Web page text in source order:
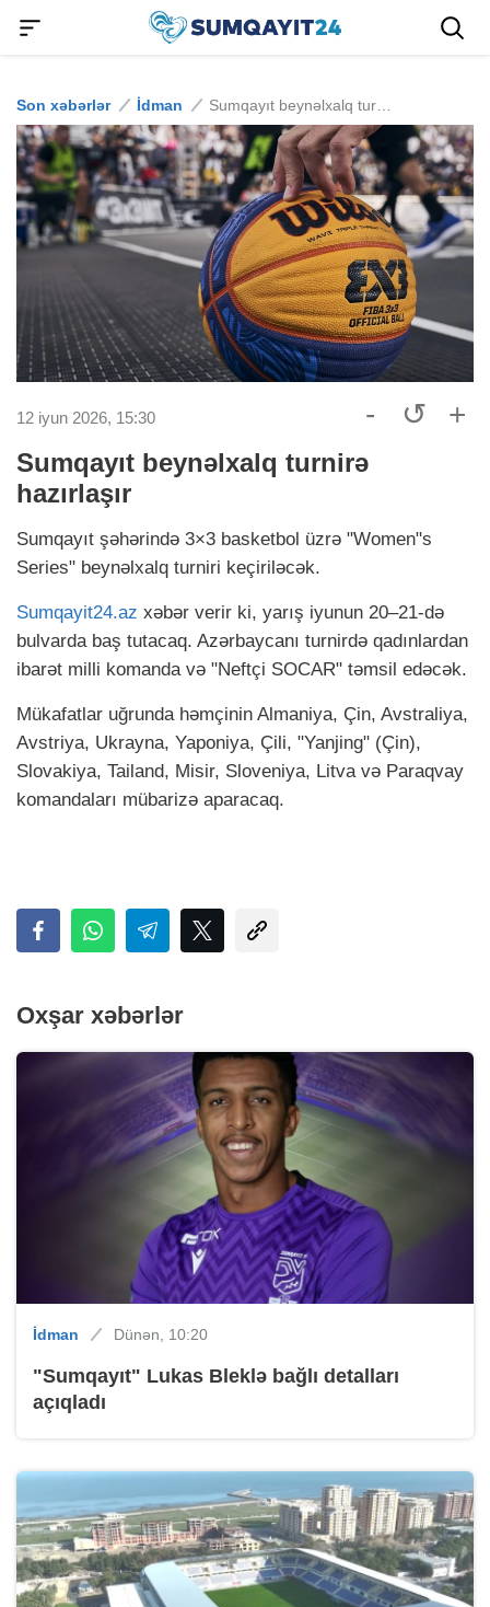
Son xəbərlər İdman
12 iyun 2026, 15:30 - ↺ +
Sumqayıt beynəlxalq turnirə
hazırlaşır
Sumqayıt şəhərində 3×3 basketbol üzrə "Women"s
Series" beynəlxalq turniri keçiriləcək.
Sumqayit24.az xəbər verir ki, yarış iyunun 20–21-də
bulvarda baş tutacaq. Azərbaycanı turnirdə qadınlardan
ibarət milli komanda və "Neftçi SOCAR" təmsil edəcək.
Mükafatlar uğrunda həmçinin Almaniya, Çin, Avstraliya,
Avstriya, Ukrayna, Yaponiya, Çili, "Yanjing" (Çin),
Slovakiya, Tailand, Misir, Sloveniya, Litva və Paraqvay
komandaları mübarizə aparacaq.
Oxşar xəbərlər
İdman Dünən, 10:20
"Sumqayıt" Lukas Bleklə bağlı detalları
açıqladı